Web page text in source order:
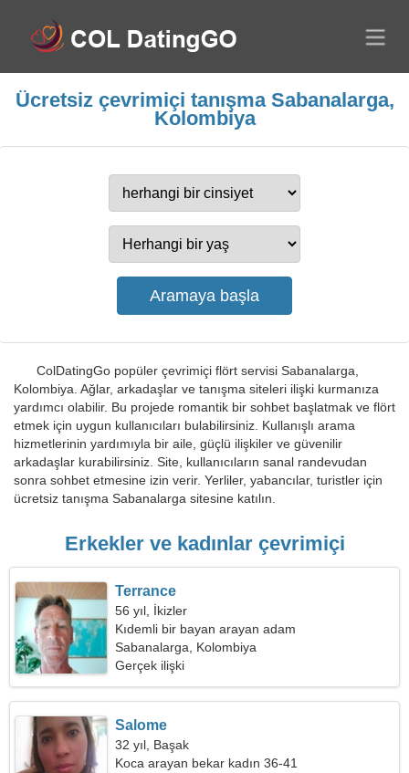
Ücretsiz çevrimiçi tanışma Sabanalarga,
Kolombiya
ColDatingGo popüler çevrimiçi flört servisi Sabanalarga,
Kolombiya. Ağlar, arkadaşlar ve tanışma siteleri ilişki kurmanıza
yardımcı olabilir. Bu projede romantik bir sohbet başlatmak ve flört
etmek için uygun kullanıcıları bulabilirsiniz. Kullanışlı arama
hizmetlerinin yardımıyla bir aile, güçlü ilişkiler ve güvenilir
arkadaşlar kurabilirsiniz. Site, kullanıcıların sanal randevudan
sonra sohbet etmesine izin verir. Yerliler, yabancılar, turistler için
ücretsiz tanışma Sabanalarga sitesine katılın.
Erkekler ve kadınlar çevrimiçi
Terrance
56 yıl, İkizler
Kıdemli bir bayan arayan adam
Sabanalarga, Kolombiya
Gerçek ilişki
Salome
32 yıl, Başak
Koca arayan bekar kadın 36-41